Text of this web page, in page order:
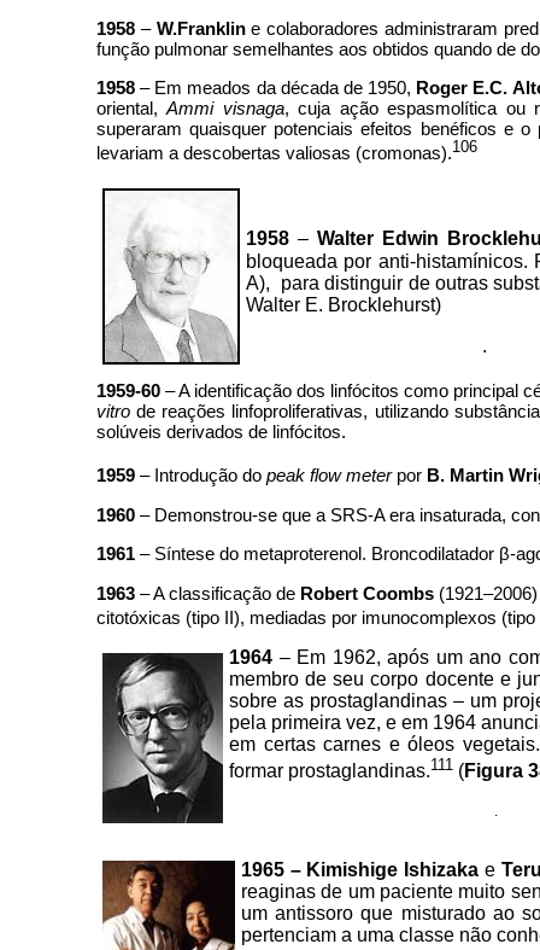
1958 – W.Frankline colaboradores administraram
função pulmonar semelhantes aos obtidos quando de
1958 –Em meados da década de 1950, Roger E.C.
oriental,Ammi visnaga, cuja ação espasmolítica ou
superaram quaisquer potenciais efeitos benéficos e
levariam a descobertas valiosas (cromonas).106
1958 –Walter Edwin
bloqueada por anti-
A), para distinguir de outras
Walter E. Brocklehurst)
.
1959-60 – A identificação dos linfócitos como principal
vitrode reações linfoproliferativas, utilizando
solúveis derivados de linfócitos.
1959 – Introdução do peak flow meterpor B. Martin
1960 – Demonstrou-se que a SRS-A era insaturada,
1961 – Síntese do metaproterenol. Broncodilatador β-
1963 –A classificação de Robert Coombs
citotóxicas (tipo II), mediadas por imunocomplexos
1964 – Em 1962, após um ano
membro de seu corpo docente e
sobre as prostaglandinas – um
pela primeira vez, e em 1964
em certas carnes e óleos
formar prostaglandinas.111 (Figura
.
1965 – Kimishige Ishizaka e
reaginas de um paciente muito
um antissoro que misturado ao
pertenciam a uma classe não